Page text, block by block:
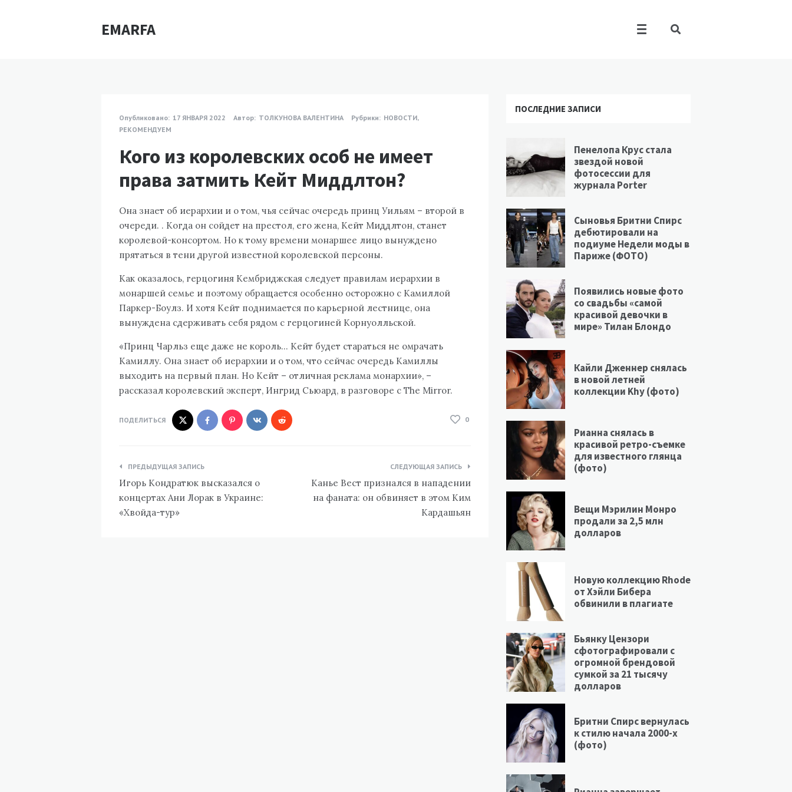
EMARFA
Опубликовано: 17 ЯНВАРЯ 2022 Автор: ТОЛКУНОВА ВАЛЕНТИНА Рубрики: НОВОСТИ,
РЕКОМЕНДУЕМ
Кого из королевских особ не имеет
права затмить Кейт Миддлтон?
Она знает об иерархии и о том, чья сейчас очередь принц Уильям – второй в
очереди. . Когда он сойдет на престол, его жена, Кейт Миддлтон, станет
королевой-консортом. Но к тому времени монаршее лицо вынуждено
прятаться в тени другой известной королевской персоны.
Как оказалось, герцогиня Кембриджская следует правилам иерархии в
монаршей семье и поэтому обращается особенно осторожно с Камиллой
Паркер-Боулз. И хотя Кейт поднимается по карьерной лестнице, она
вынуждена сдерживать себя рядом с герцогиней Корнуолльской.
«Принц Чарльз еще даже не король… Кейт будет стараться не омрачать
Камиллу. Она знает об иерархии и о том, что сейчас очередь Камиллы
выходить на первый план. Но Кейт – отличная реклама монархии», –
рассказал королевский эксперт, Ингрид Сьюард, в разговоре с The Mirror.
ПОДЕЛИТЬСЯ 0
Навигация
по
записям
ПРЕДЫДУЩАЯ ЗАПИСЬ
Игорь Кондратюк высказался о
концертах Ани Лорак в Украине:
«Хвойда-тур»
СЛЕДУЮЩАЯ ЗАПИСЬ
Канье Вест признался в нападении
на фаната: он обвиняет в этом Ким
Кардашьян
ПОСЛЕДНИЕ ЗАПИСИ
Пенелопа Крус стала
звездой новой
фотосессии для
журнала Porter
Сыновья Бритни Спирс
дебютировали на
подиуме Недели моды в
Париже (ФОТО)
Появились новые фото
со свадьбы «самой
красивой девочки в
мире» Тилан Блондо
Кайли Дженнер снялась
в новой летней
коллекции Khy (фото)
Рианна снялась в
красивой ретро-съемке
для известного глянца
(фото)
Вещи Мэрилин Монро
продали за 2,5 млн
долларов
Новую коллекцию Rhode
от Хэйли Бибера
обвинили в плагиате
Бьянку Цензори
сфотографировали с
огромной брендовой
сумкой за 21 тысячу
долларов
Бритни Спирс вернулась
к стилю начала 2000-х
(фото)